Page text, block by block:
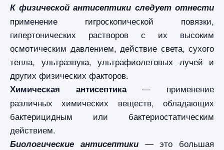
К физической антисептики следует отнести
применение гигроскопической повязки,
гипертонических растворов с их высоким
осмотическим давлением, действие света, сухого
тепла, ультразвука, ультрафиолетовых лучей и
других физических факторов.
Химическая антисептика— применение
различных химических веществ, обладающих
бактерицидным или бактериостатическим
действием.
Биологические антисептики— это большая